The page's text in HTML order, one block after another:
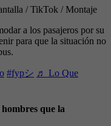
/ TikTok / Montaje
a los pasajeros por su
para que la situación no
#fypシ ♬ Lo Que
que la